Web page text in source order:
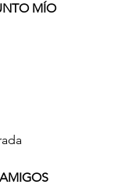
MÍO